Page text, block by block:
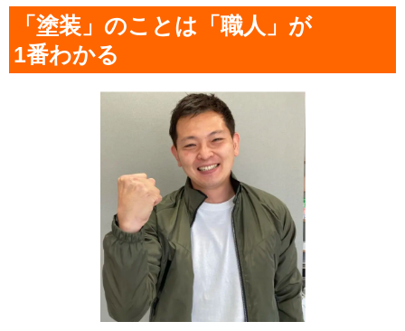
「塗装」のことは「職人」が
1番わかる